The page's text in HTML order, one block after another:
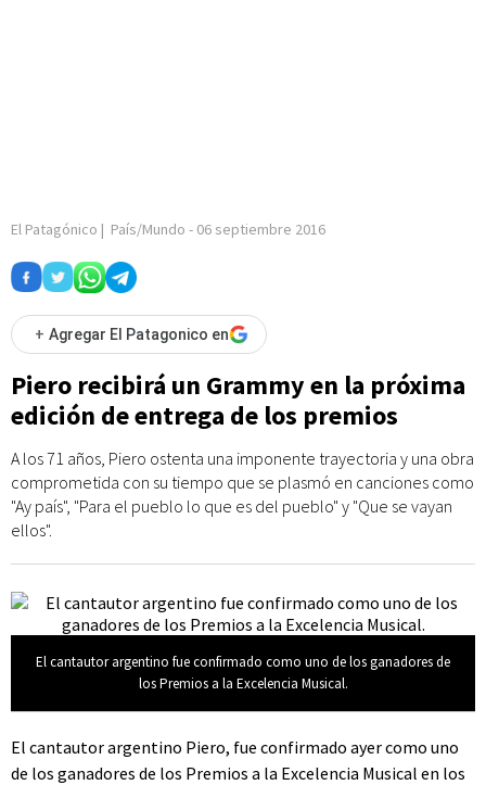
El Patagónico | País/Mundo - 06 septiembre 2016
+ Agregar El Patagonico en
Piero recibirá un Grammy en la próxima
edición de entrega de los premios
A los 71 años, Piero ostenta una imponente trayectoria y una obra
comprometida con su tiempo que se plasmó en canciones como
"Ay país", "Para el pueblo lo que es del pueblo" y "Que se vayan
ellos".
El cantautor argentino fue confirmado como uno de los ganadores de
los Premios a la Excelencia Musical.
El cantautor argentino Piero, fue confirmado ayer como uno
de los ganadores de los Premios a la Excelencia Musical en los